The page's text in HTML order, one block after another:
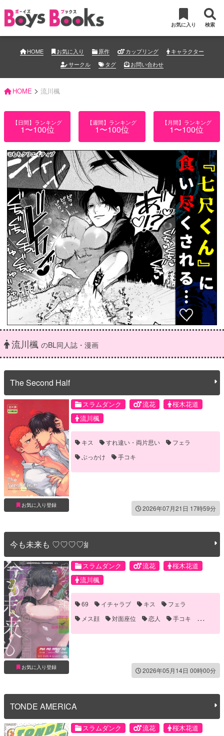
お気に入り 検索
HOME お気に入り 原作 カップリング
キャラクター
サークル
タグ お問い合わせ
HOME > 流川楓
【日間】ランキング
1〜100位
【週間】ランキング
1〜100位
【月間】ランキング
1〜100位
流川楓 のBL同人誌・漫画
The Second Half
お気に入り登録
スラムダンク 流花
桜木花道
流川楓
キス すれ違い・両片思い
フェラ
ぶっかけ
手コキ
2026年07月21日 17時59分
今も未来も ♡♡♡♡編
お気に入り登録
スラムダンク 流花
桜木花道
流川楓
69 イチャラブ キス
フェラ
メス顔
対面座位 恋人
手コキ
潮吹き
顔射
2026年05月14日 00時00分
TONDE AMERICA
スラムダンク 流花
桜木花道